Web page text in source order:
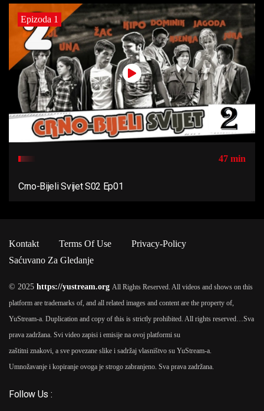
Epizoda 1
47 min
Crno-Bijeli Svijet S02 Ep01
Kontakt Terms Of Use
Privacy-Policy
Saćuvano Za Gledanje
© 2025 https://yustream.org All Rights Reserved. All videos and shows on this
platform are trademarks of, and all related images and content are the property of,
YuStream-a. Duplication and copy of this is strictly prohibited. All rights reserved…Sva
prava zadržana. Svi video zapisi i emisije na ovoj platformi su
zaštitni znakovi, a sve povezane slike i sadržaj vlasništvo su YuStream-a.
Umnožavanje i kopiranje ovoga je strogo zabranjeno. Sva prava zadržana.
Follow Us :